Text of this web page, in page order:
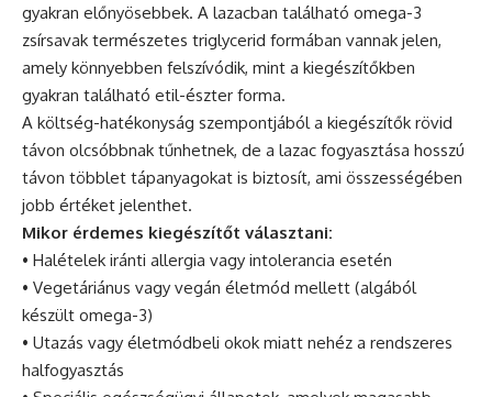
gyakran előnyösebbek. A lazacban található omega-3
zsírsavak természetes triglycerid formában vannak jelen,
amely könnyebben felszívódik, mint a kiegészítőkben
gyakran található etil-észter forma.
A költség-hatékonyság szempontjából a kiegészítők rövid
távon olcsóbbnak tűnhetnek, de a lazac fogyasztása hosszú
távon többlet tápanyagokat is biztosít, ami összességében
jobb értéket jelenthet.
Mikor érdemes kiegészítőt választani:
• Halételek iránti allergia vagy intolerancia esetén
• Vegetáriánus vagy vegán életmód mellett (algából
készült omega-3)
• Utazás vagy életmódbeli okok miatt nehéz a rendszeres
halfogyasztás